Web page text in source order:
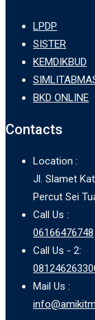
LPDP
SISTER
KEMDIKBUD
BKD ONLINE
Contacts
Location :
Jl. Slamet
Percut Sei
Call Us :
06166476748
Call Us - 2:
Mail Us :